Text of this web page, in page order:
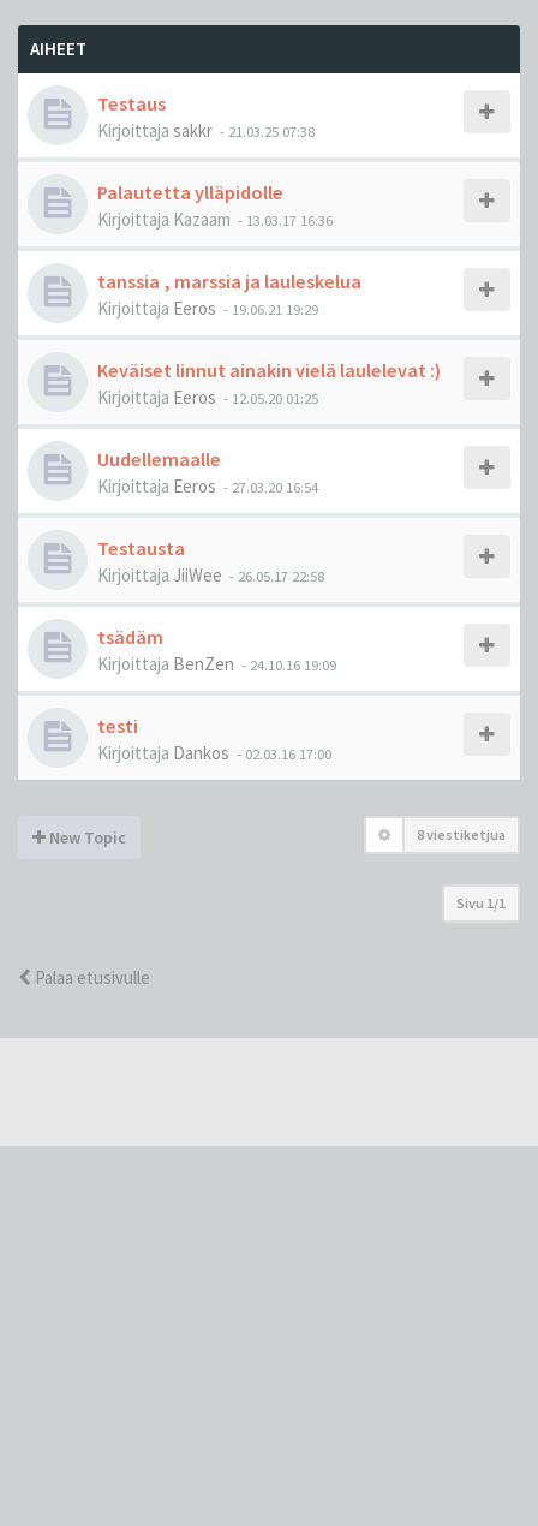
AIHEET
Testaus
Kirjoittaja sakkr - 21.03.25 07:38
Palautetta ylläpidolle
Kirjoittaja Kazaam - 13.03.17 16:36
tanssia , marssia ja lauleskelua
Kirjoittaja Eeros - 19.06.21 19:29
Keväiset linnut ainakin vielä laulelevat :)
Kirjoittaja Eeros - 12.05.20 01:25
Uudellemaalle
Kirjoittaja Eeros - 27.03.20 16:54
Testausta
Kirjoittaja JiiWee - 26.05.17 22:58
tsädäm
Kirjoittaja BenZen - 24.10.16 19:09
testi
Kirjoittaja Dankos - 02.03.16 17:00
New Topic 8 viestiketjua
Sivu 1/1
Palaa etusivulle